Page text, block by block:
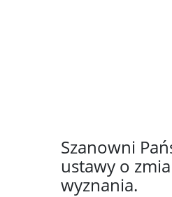
Szanowni
ustawy o
wyznania.